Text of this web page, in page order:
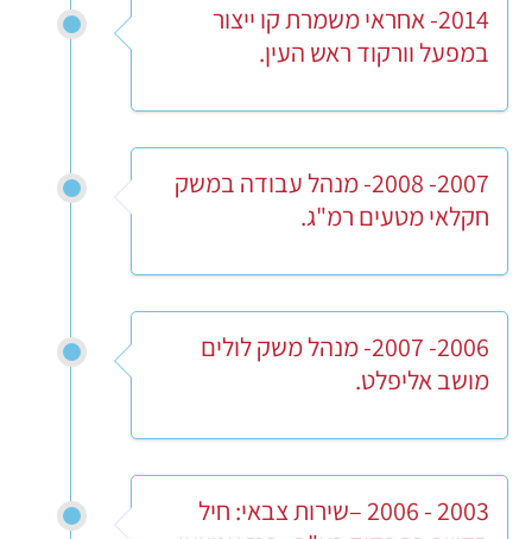
2014- אחראי משמרת קו ייצור
במפעל וורקוד ראש העין.
2007- 2008- מנהל עבודה במשק
חקלאי מטעים רמ"ג.
2006- 2007- מנהל משק לולים
מושב אליפלט.
2003 - 2006 –שירות צבאי: חיל